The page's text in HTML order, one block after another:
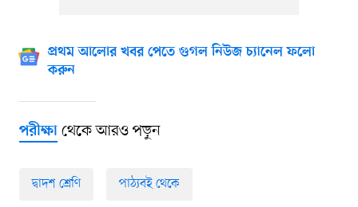
প্রথম আলোর খবর পেতে গুগল নিউজ চ্যানেল ফলো
করুন
পরীক্ষাথেকে আরও পড়ুন
দ্বাদশ শ্রেণি পাঠ্যবই থেকে